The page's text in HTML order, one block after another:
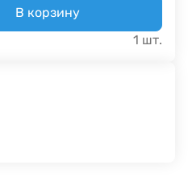
В корзину
1 шт.